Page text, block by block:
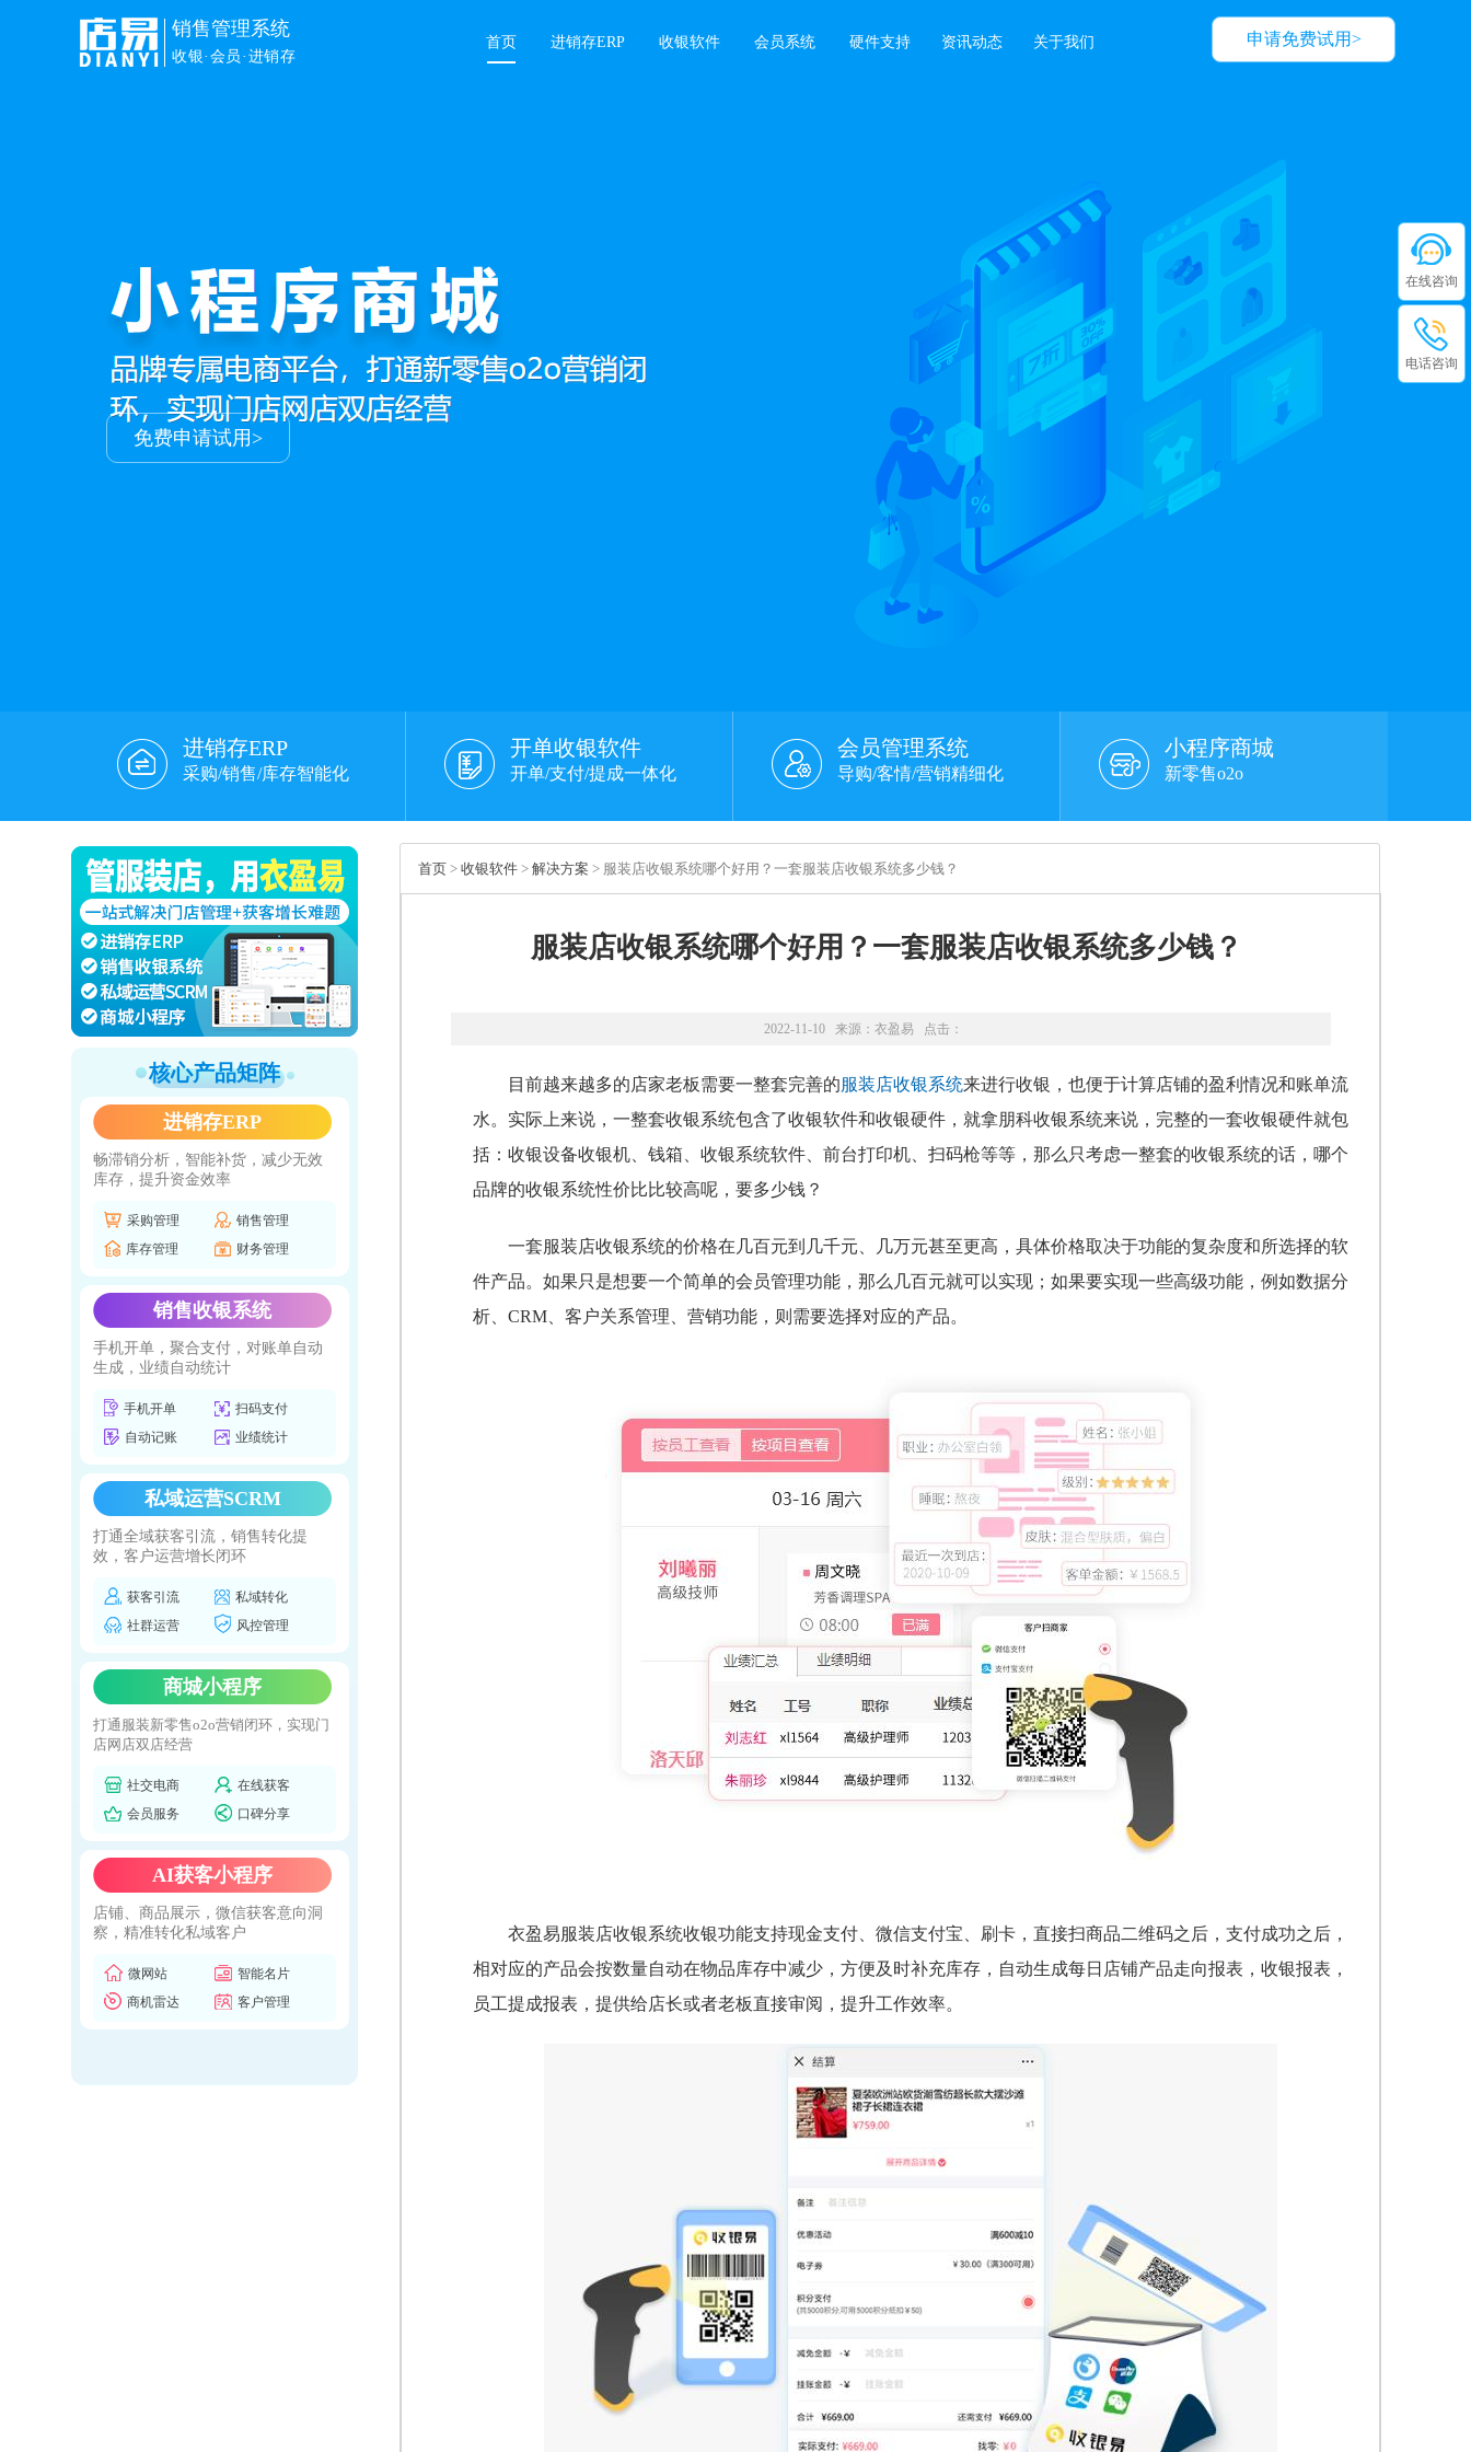
申请免费试用>
销售管理系统
收银·会员·进销存
首页 进销存ERP 收银软件 会员系统 硬件支持 资讯动态 关于我们
免费申请试用>
进销存ERP
采购/销售/库存智能化
开单收银软件
开单/支付/提成一体化
会员管理系统
导购/客情/营销精细化
小程序商城
新零售o2o
核心产品矩阵
进销存ERP
畅滞销分析，智能补货，减少无效
库存，提升资金效率
采购管理
销售管理
库存管理
财务管理
销售收银系统
手机开单，聚合支付，对账单自动
生成，业绩自动统计
手机开单
扫码支付
自动记账
业绩统计
私域运营SCRM
打通全域获客引流，销售转化提
效，客户运营增长闭环
获客引流
私域转化
社群运营
风控管理
商城小程序
打通服装新零售o2o营销闭环，实现门
店网店双店经营
社交电商
在线获客
会员服务
口碑分享
AI获客小程序
店铺、商品展示，微信获客意向洞
察，精准转化私域客户
微网站
智能名片
商机雷达
客户管理
首页 > 收银软件 > 解决方案 > 服装店收银系统哪个好用？一套服装店收银系统多少钱？
服装店收银系统哪个好用？一套服装店收银系统多少钱？
2022-11-10 来源： 衣盈易 点击：
目前越来越多的店家老板需要一整套完善的服装店收银系统来进行收银，也便于计算店铺的盈利情况和账单流
水。实际上来说，一整套收银系统包含了收银软件和收银硬件，就拿朋科收银系统来说，完整的一套收银硬件就包
括： 收银设备收银机、钱箱、收银系统软件、前台打印机、扫码枪等等，那么只考虑一整套的收银系统的话，哪个
品牌的收银系统性价比比较高呢，要多少钱？
一套服装店收银系统的价格在几百元到几千元、几万元甚至更高，具体价格取决于功能的复杂度和所选择的软
件产品。如果只是想要一个简单的会员管理功能，那么几百元就可以实现；如果要实现一些高级功能，例如数据分
析、CRM、客户关系管理、营销功能，则需要选择对应的产品。
衣盈易服装店收银系统收银功能支持现金支付、微信支付宝、刷卡，直接扫商品二维码之后，支付成功之后，
相对应的产品会按数量自动在物品库存中减少，方便及时补充库存，自动生成每日店铺产品走向报表，收银报表，
员工提成报表，提供给店长或者老板直接审阅，提升工作效率。
在线咨询
电话咨询